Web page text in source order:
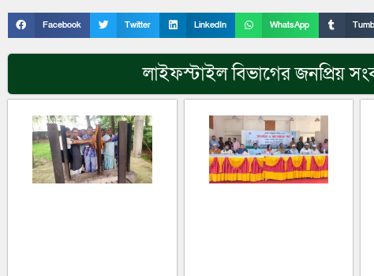
Facebook Twitter LinkedIn WhatsApp
লাইফস্টাইলবিভাগের জনপ্রিয়